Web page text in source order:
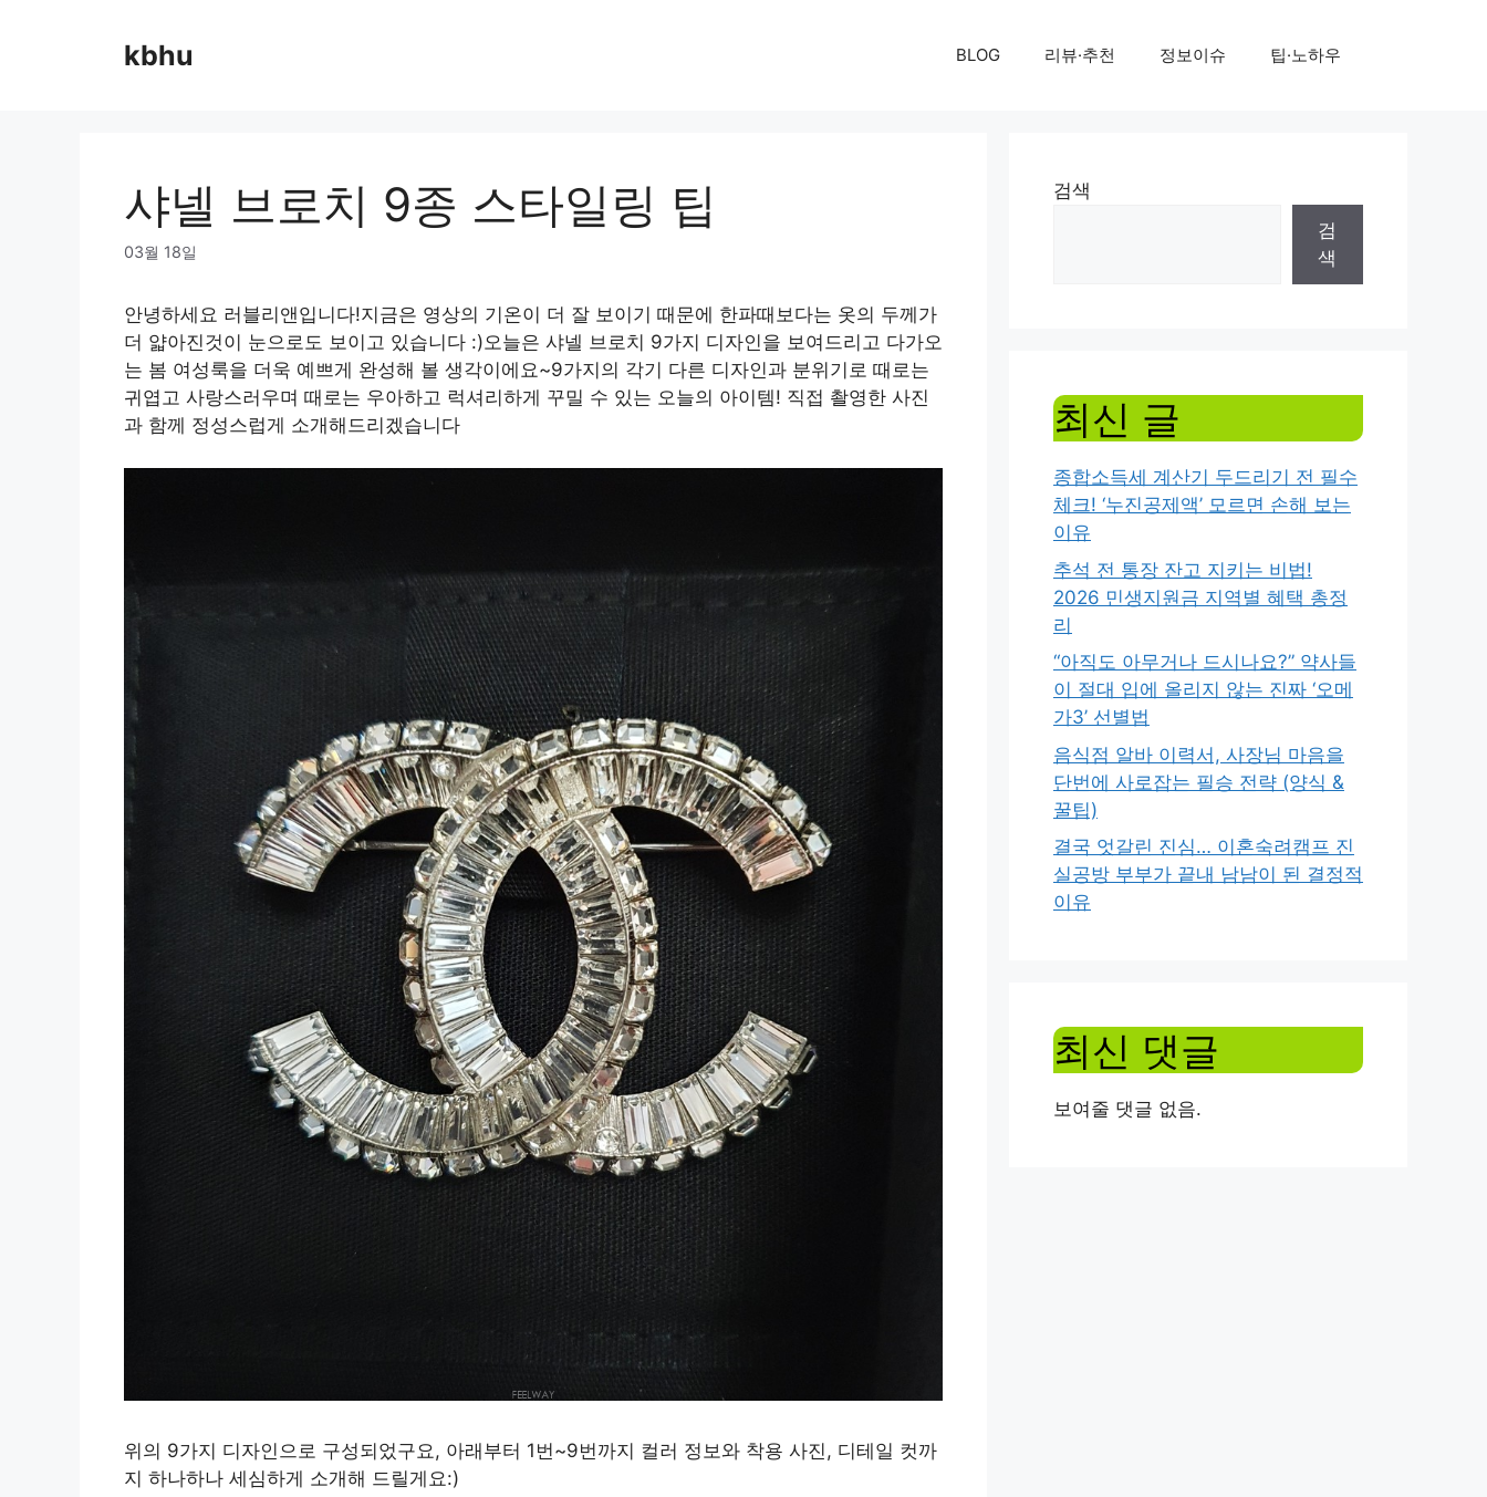
kbhu BLOG 리뷰·추천 정보이슈 팁·노하우
샤넬 브로치 9종 스타일링 팁
03월 18일
안녕하세요 러블리앤입니다!지금은 영상의 기온이 더 잘 보이기 때문에 한파때보다는 옷의 두께가
더 얇아진것이 눈으로도 보이고 있습니다 :)오늘은 샤넬 브로치 9가지 디자인을 보여드리고 다가오
는 봄 여성룩을 더욱 예쁘게 완성해 볼 생각이에요~9가지의 각기 다른 디자인과 분위기로 때로는
귀엽고 사랑스러우며 때로는 우아하고 럭셔리하게 꾸밀 수 있는 오늘의 아이템! 직접 촬영한 사진
과 함께 정성스럽게 소개해드리겠습니다
위의 9가지 디자인으로 구성되었구요, 아래부터 1번~9번까지 컬러 정보와 착용 사진, 디테일 컷까
지 하나하나 세심하게 소개해 드릴게요:)
검색
검
색
최신 글
종합소득세 계산기 두드리기 전 필수
체크! ‘누진공제액’ 모르면 손해 보는
이유
추석 전 통장 잔고 지키는 비법!
2026 민생지원금 지역별 혜택 총정
리
“아직도 아무거나 드시나요?” 약사들
이 절대 입에 올리지 않는 진짜 ‘오메
가3’ 선별법
음식점 알바 이력서, 사장님 마음을
단번에 사로잡는 필승 전략 (양식 &
꿀팁)
결국 엇갈린 진심… 이혼숙려캠프 진
실공방 부부가 끝내 남남이 된 결정적
이유
최신 댓글
보여줄 댓글 없음.